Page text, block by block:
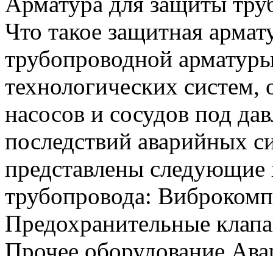
Что такое защитная
трубопроводной
технологических
насосов и сосудов под
последствий аварийных
представлены
трубопровода:
Предохранительные